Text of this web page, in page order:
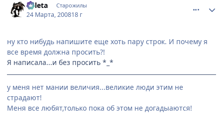
Valeta Старожилы
24 Марта, 200818 г
ну кто нибудь напишите еще хоть пару строк. И почему я
все время должна просить?!
Я написала...и без просить *_*
у меня нет мании величия...великие люди этим не
страдают!
Меня все любят,только пока об этом не догадыаются!